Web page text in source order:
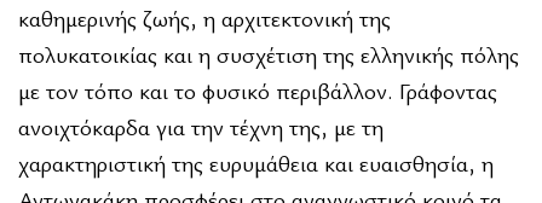
καθημερινής ζωής, η αρχιτεκτονική της
πολυκατοικίας και η συσχέτιση της ελληνικής πόλης
με τον τόπο και το φυσικό περιβάλλον. Γράφοντας
ανοιχτόκαρδα για την τέχνη της, με τη
χαρακτηριστική της ευρυμάθεια και ευαισθησία, η